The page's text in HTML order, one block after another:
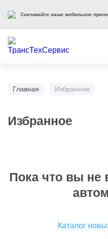
Главная Избранное
Избранное
Пока что вы не
Каталог
Скачивайте наше мобильное